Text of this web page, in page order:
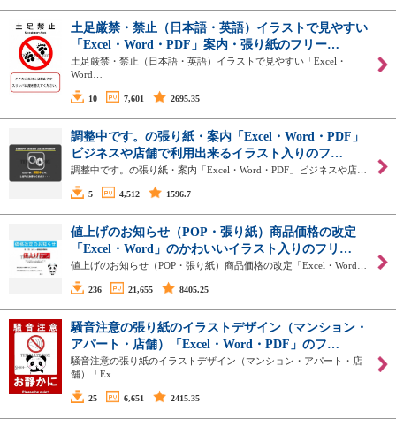
土足厳禁・禁止（日本語・英語）イラストで見やすい
「Excel・Word・PDF」案内・張り紙のフリー…
土足厳禁・禁止（日本語・英語）イラストで見やすい「Excel・
Word…
10 7,601 2695.35
調整中です。の張り紙・案内「Excel・Word・PDF」
ビジネスや店舗で利用出来るイラスト入りのフ…
調整中です。の張り紙・案内「Excel・Word・PDF」ビジネスや店…
5 4,512 1596.7
値上げのお知らせ（POP・張り紙）商品価格の改定
「Excel・Word」のかわいいイラスト入りのフリ…
値上げのお知らせ（POP・張り紙）商品価格の改定「Excel・Word…
236 21,655 8405.25
騒音注意の張り紙のイラストデザイン（マンション・
アパート・店舗）「Excel・Word・PDF」のフ…
騒音注意の張り紙のイラストデザイン（マンション・アパート・店
舗）「Ex…
25 6,651 2415.35